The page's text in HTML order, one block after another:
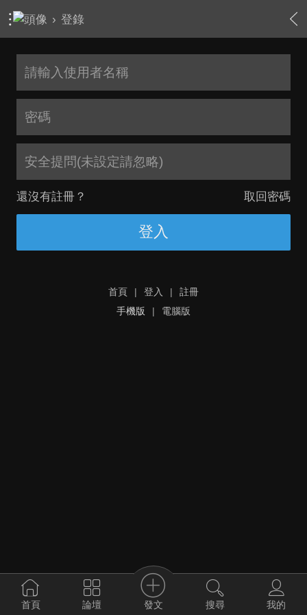
› 登錄
安全提問(未設定請忽略)
還沒有註冊？ 取回密碼
登入
首頁 | 登入 |
註冊
手機版
| 電腦版
首頁 論壇 發文 搜尋 我的